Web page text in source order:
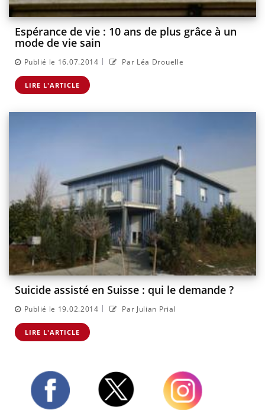
Espérance de vie : 10 ans de plus grâce à un
mode de vie sain
Publié le 16.07.2014 | Par Léa Drouelle
LIRE L'ARTICLE
Suicide assisté en Suisse : qui le demande ?
Publié le 19.02.2014 | Par Julian Prial
LIRE L'ARTICLE